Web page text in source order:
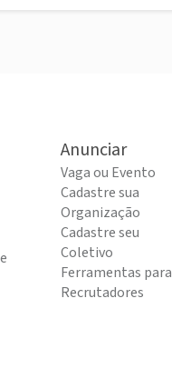
Anunciar
Vaga ou Evento
Cadastre sua
Organização
Cadastre seu
Coletivo
Ferramentas para
Recrutadores